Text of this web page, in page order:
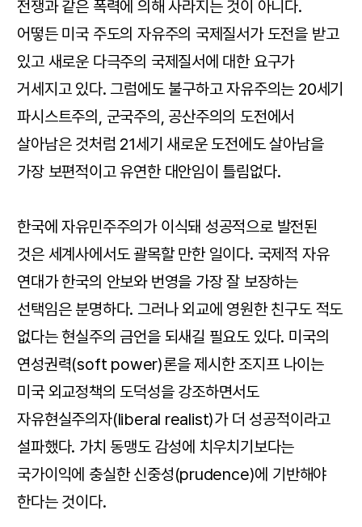
전쟁과 같은 폭력에 의해 사라지는 것이 아니다.
어떻든 미국 주도의 자유주의 국제질서가 도전을 받고
있고 새로운 다극주의 국제질서에 대한 요구가
거세지고 있다. 그럼에도 불구하고 자유주의는 20세기
파시스트주의, 군국주의, 공산주의의 도전에서
살아남은 것처럼 21세기 새로운 도전에도 살아남을
가장 보편적이고 유연한 대안임이 틀림없다.
한국에 자유민주주의가 이식돼 성공적으로 발전된
것은 세계사에서도 괄목할 만한 일이다. 국제적 자유
연대가 한국의 안보와 번영을 가장 잘 보장하는
선택임은 분명하다. 그러나 외교에 영원한 친구도 적도
없다는 현실주의 금언을 되새길 필요도 있다. 미국의
연성권력(soft power)론을 제시한 조지프 나이는
미국 외교정책의 도덕성을 강조하면서도
자유현실주의자(liberal realist)가 더 성공적이라고
설파했다. 가치 동맹도 감성에 치우치기보다는
국가이익에 충실한 신중성(prudence)에 기반해야
한다는 것이다.